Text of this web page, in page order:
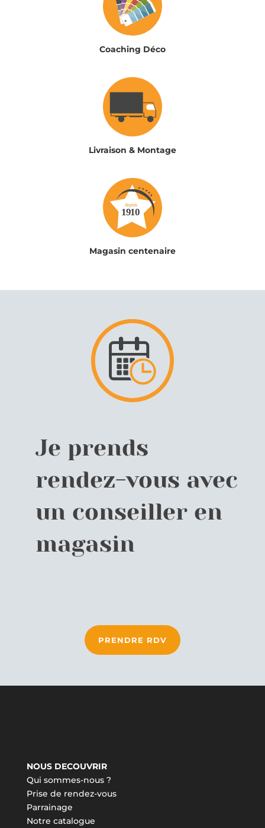
Coaching Déco
Livraison & Montage
Magasin centenaire
Je prends
rendez-vous avec
un conseiller en
magasin
PRENDRE RDV
NOUS DECOUVRIR
Qui sommes-nous ?
Prise de rendez-vous
Parrainage
Notre catalogue